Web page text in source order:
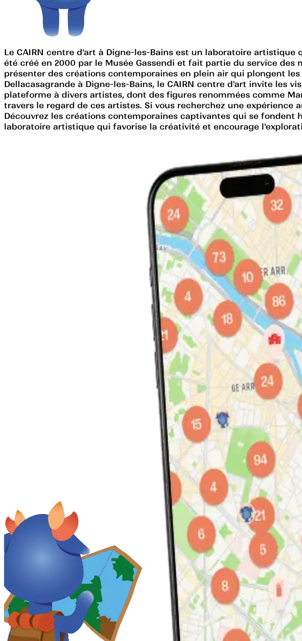
Le CAIRN centre d'art à Digne-les-Bains est un laboratoire
été créé en 2000 par le Musée Gassendi et fait partie du service des
présenter des créations contemporaines en plein air qui plongent
Dellacasagrande à Digne-les-Bains, le CAIRN centre d'art invite les
plateforme à divers artistes, dont des figures renommées comme
travers le regard de ces artistes. Si vous recherchez une
Découvrez les créations contemporaines captivantes qui se
laboratoire artistique qui favorise la créativité et encourage